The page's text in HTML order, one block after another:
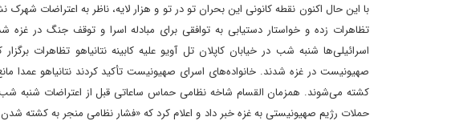
با این حال اکنون نقطه کانونی این بحران تو در تو و هزار لایه، ناظر به اعتراضات
اسرائیلی‌ها شنبه شب در خیابان کاپلان تل آویو علیه کابینه نتانیاهو تظاهرات
صهیونیست در غزه شدند. خانواده‌های اسرای صهیونیست تأکید کردند نتانیاهو عمدا
کشته می‌شوند. همزمان القسام شاخه نظامی حماس ساعاتی قبل از اعتراضات شنبه
حملات رژیم صهیونیستی به غزه خبر داد و اعلام کرد که «فشار نظامی منجر به کشته